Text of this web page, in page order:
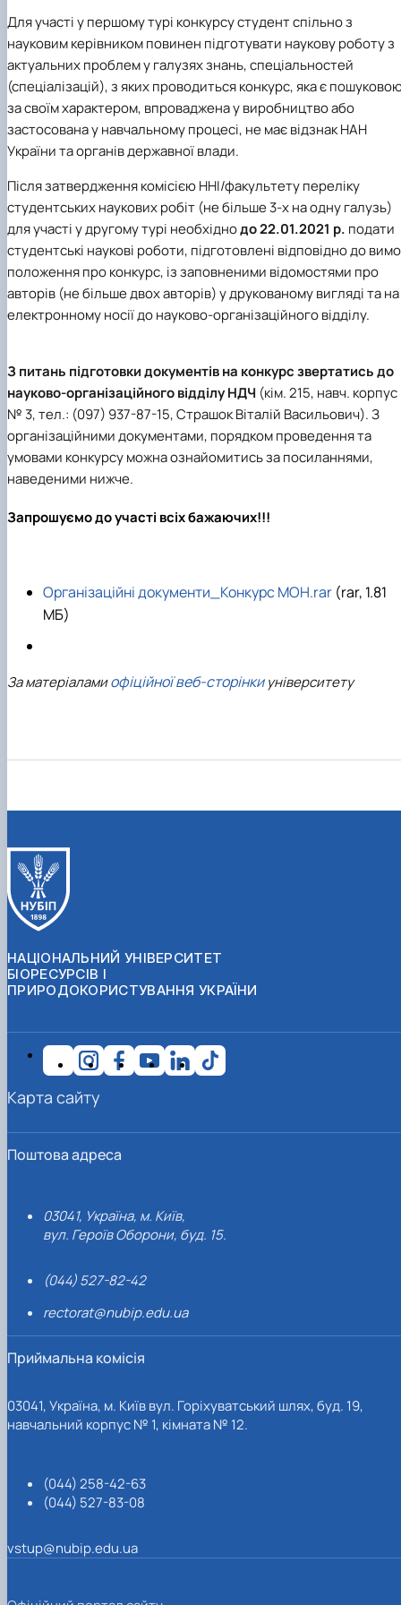
Для участі у першому турі конкурсу студент спільно з
науковим керівником повинен підготувати наукову роботу з
актуальних проблем у галузях знань, спеціальностей
(спеціалізацій), з яких проводиться конкурс, яка є
за своїм характером, впроваджена у виробництво або
застосована у навчальному процесі, не має відзнак НАН
України та органів державної влади.
Після затвердження комісією ННІ/факультету переліку
студентських наукових робіт (не більше 3-х на одну галузь)
для участі у другому турі необхіднодо 22.01.2021 р. подати
студентські наукові роботи, підготовлені відповідно до
положення про конкурс, із заповненими відомостями про
авторів (не більше двох авторів) у друкованому вигляді та на
електронному носії до науково-організаційного відділу.
З питань підготовки документів на конкурс звертатись до
науково-організаційного відділу НДЧ (кім. 215, навч. корпус
№ 3, тел.: (097) 937-87-15, Страшок Віталій Васильович). З
організаційними документами, порядком проведення та
умовами конкурсу можна ознайомитись за посиланнями,
наведеними нижче.
Запрошуємо до участі всіх бажаючих!!!
Організаційні документи_Конкурс МОН.rar (rar, 1.81
MБ)
За матеріаламиофіційної веб-сторінкиуніверситету
НАЦІОНАЛЬНИЙ УНІВЕРСИТЕТ
БІОРЕСУРСІВ І
ПРИРОДОКОРИСТУВАННЯ УКРАЇНИ
Поштова адреса
03041, Україна, м. Київ,
вул. Героїв Оборони, буд. 15.
(044) 527-82-42
rectorat@nubip.edu.ua
Приймальна комісія
03041, Україна, м. Київ вул. Горіхуватський шлях, буд. 19,
навчальний корпус № 1, кімната № 12.
(044) 258-42-63
(044) 527-83-08
vstup@nubip.edu.ua
Карта сайту